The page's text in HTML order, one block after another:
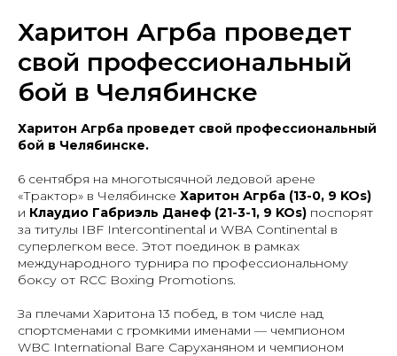
Харитон Агрба проведет
свой профессиональный
бой в Челябинске
Харитон Агрба проведет свой профессиональный
бой в Челябинске.
6 сентября на многотысячной ледовой арене
«Трактор» в Челябинске Харитон Агрба (13-0, 9 KOs)
и Клаудио Габриэль Данеф (21-3-1, 9 KOs) поспорят
за титулы IBF Intercontinental и WBA Continental в
суперлегком весе. Этот поединок в рамках
международного турнира по профессиональному
боксу от RCC Boxing Promotions.
За плечами Харитона 13 побед, в том числе над
спортсменами с громкими именами — чемпионом
WBC International Ваге Саруханяном и чемпионом